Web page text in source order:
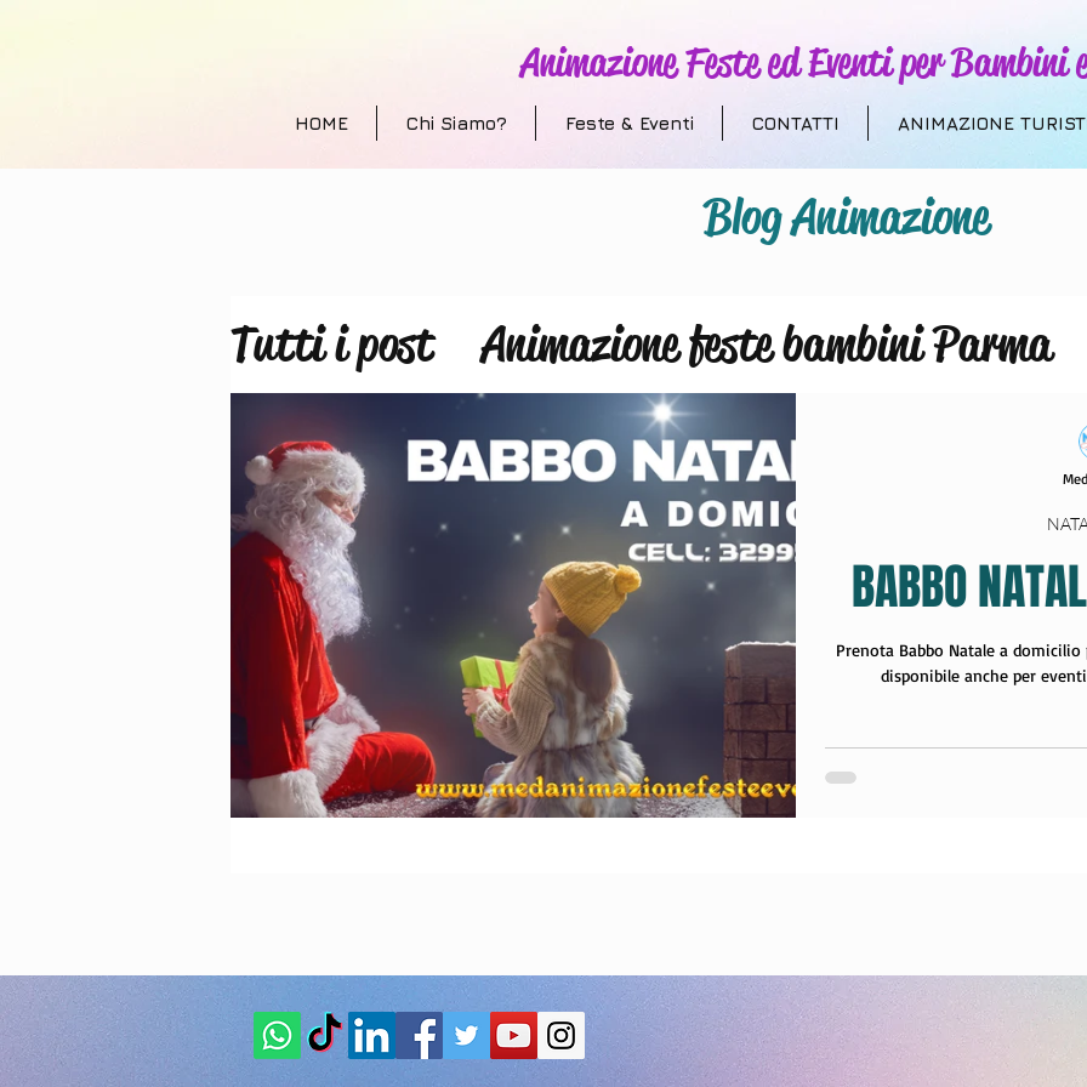
Animazione Feste ed Eventi per Bambini
HOME Chi Siamo? Feste & Eventi CONTATTI ANIMAZIONE
Blog Animazione
Tutti i post
Animazione feste bambini Parma
Allestimento e Addobbi a Tema
Animazione
animazione per villaggi turistici
compleanni
Animazione Per Compleanni
animazione
stagione estiva
intrattenimento e spettacolo
Speciale Natale 2023
diventare animatore
lavorare
Animazione per bambini Cremona
BABBO
Prenota Babbo Natale a
disponibile anche per